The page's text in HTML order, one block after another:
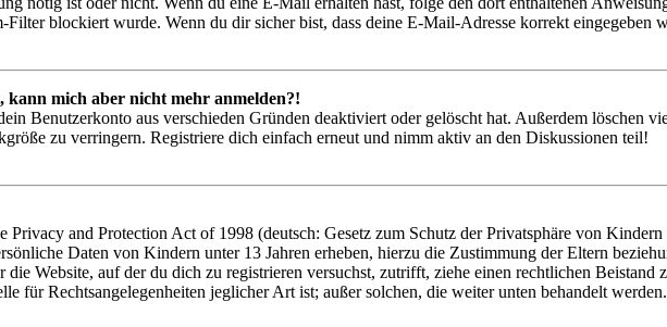
blockiert wurde. Wenn du dir sicher bist, dass deine E-Mail-Adresse korrekt eingegeben
mich aber nicht mehr anmelden?!
Benutzerkonto aus verschieden Gründen deaktiviert oder gelöscht hat. Außerdem löschen
zu verringern. Registriere dich einfach erneut und nimm aktiv an den Diskussionen teil!
Privacy and Protection Act of 1998 (deutsch: Gesetz zum Schutz der Privatsphäre von
Daten von Kindern unter 13 Jahren erheben, hierzu die Zustimmung der Eltern
Website, auf der du dich zu registrieren versuchst, zutrifft, ziehe einen rechtlichen Beistand
für Rechtsangelegenheiten jeglicher Art ist; außer solchen, die weiter unten behandelt werden.